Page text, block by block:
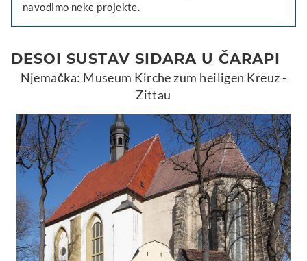
navodimo neke projekte.
DESOI SUSTAV SIDARA U ČARAPI
Njemačka: Museum Kirche zum heiligen Kreuz -
Zittau